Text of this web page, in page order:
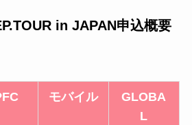
in JAPAN申込概要
モバイル
GLOBA
L